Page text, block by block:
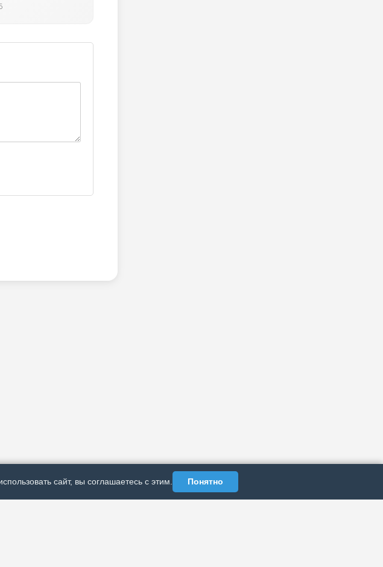
сайт, вы соглашаетесь с этим. Понятно